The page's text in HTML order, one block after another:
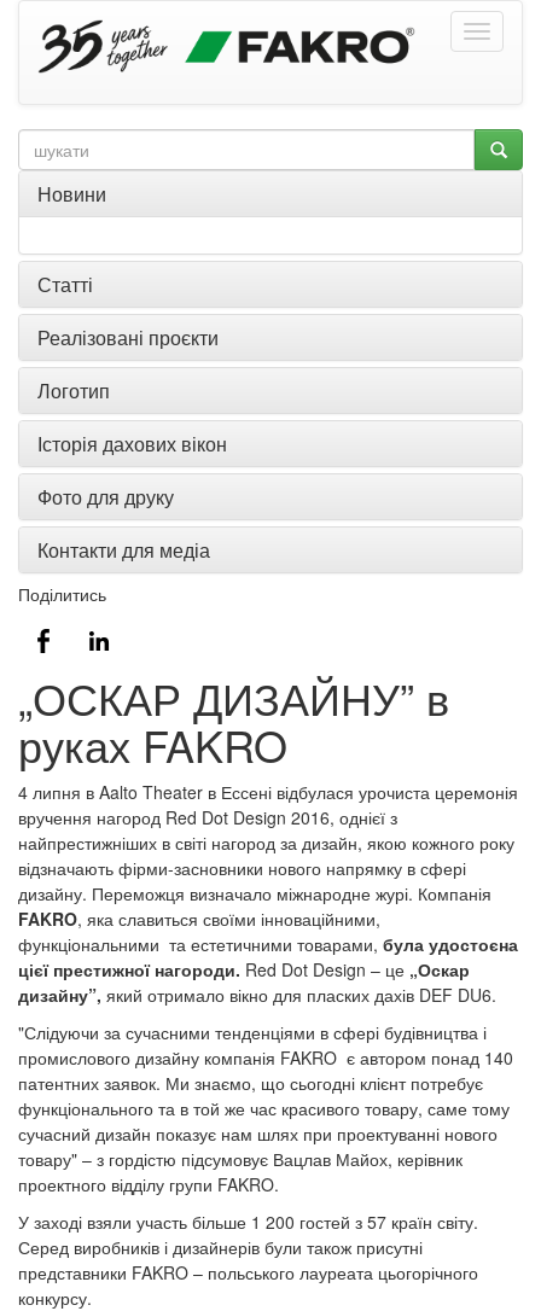
Новини
Статті
Реалізовані проєкти
Логотип
Історія дахових вікон
Фото для друку
Контакти для медіа
Поділитись
„ОСКАР ДИЗАЙНУ” в
руках FAKRO
4 липня в Aalto Theater в Ессені відбулася урочиста церемонія
вручення нагород Red Dot Design 2016, однієї з
найпрестижніших в світі нагород за дизайн, якою кожного року
відзначають фірми-засновники нового напрямку в сфері
дизайну. Переможця визначало міжнародне журі. Компанія
FAKRO, яка славиться своїми інноваційними,
функціональними та естетичними товарами, була удостоєна
цієї престижної нагороди. Red Dot Design – це „Оскар
дизайну”, який отримало вікно для пласких дахів DEF DU6.
"Слідуючи за сучасними тенденціями в сфері будівництва і
промислового дизайну компанія FAKRO є автором понад 140
патентних заявок. Ми знаємо, що сьогодні клієнт потребує
функціонального та в той же час красивого товару, саме тому
сучасний дизайн показує нам шлях при проектуванні нового
товару" – з гордістю підсумовує Вацлав Майох, керівник
проектного відділу групи FAKRO.
У заході взяли участь більше 1 200 гостей з 57 країн світу.
Серед виробників і дизайнерів були також присутні
представники FAKRO – польського лауреата цьогорічного
конкурсу.